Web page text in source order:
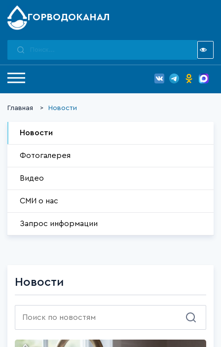
ГОРВОДОКАНАЛ
Главная Новости
Новости
Фотогалерея
Видео
СМИ о нас
Запрос информации
Новости